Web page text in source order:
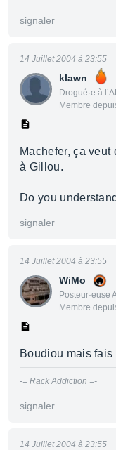
signaler
klawn
Drogué·e à
Membre
14 Juillet 2004 à 23:55
Machefer, ça veut
à Gillou.
Do you
signaler
WiMo
Posteur·euse
Membre
14 Juillet 2004 à 23:55
Boudiou mais
-= Rack Addiction =-
signaler
14 Juillet 2004 à 23:55